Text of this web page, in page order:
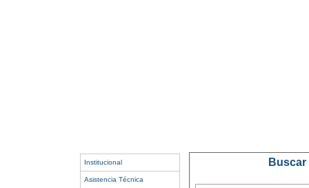
Institucional
Asistencia Técnica